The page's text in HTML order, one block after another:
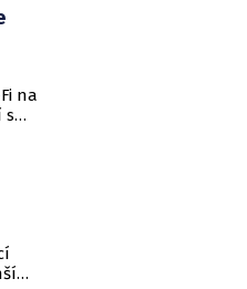
na
s